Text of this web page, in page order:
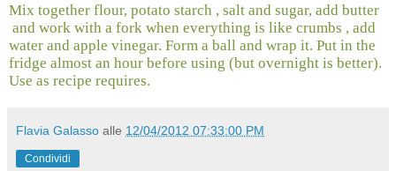
Mix together flour, potato starch , salt and sugar, add butter
and work with a fork when everything is like crumbs , add
water and apple vinegar. Form a ball and wrap it. Put in the
fridge almost an hour before using (but overnight is better).
Use as recipe requires.
Flavia Galasso alle 12/04/2012 07:33:00 PM
Condividi